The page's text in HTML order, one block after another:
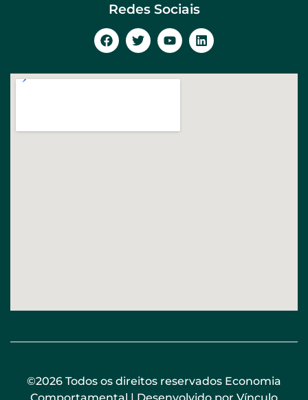
Redes Sociais
©2026 Todos os direitos reservados Economia